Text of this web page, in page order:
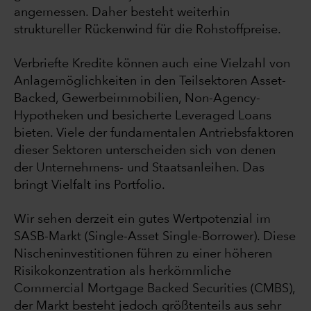
angemessen. Daher besteht weiterhin
struktureller Rückenwind für die Rohstoffpreise.
Verbriefte Kredite können auch eine Vielzahl von
Anlagemöglichkeiten in den Teilsektoren Asset-
Backed, Gewerbeimmobilien, Non-Agency-
Hypotheken und besicherte Leveraged Loans
bieten. Viele der fundamentalen Antriebsfaktoren
dieser Sektoren unterscheiden sich von denen
der Unternehmens- und Staatsanleihen. Das
bringt Vielfalt ins Portfolio.
Wir sehen derzeit ein gutes Wertpotenzial im
SASB-Markt (Single-Asset Single-Borrower). Diese
Nischeninvestitionen führen zu einer höheren
Risikokonzentration als herkömmliche
Commercial Mortgage Backed Securities (CMBS),
der Markt besteht jedoch größtenteils aus sehr